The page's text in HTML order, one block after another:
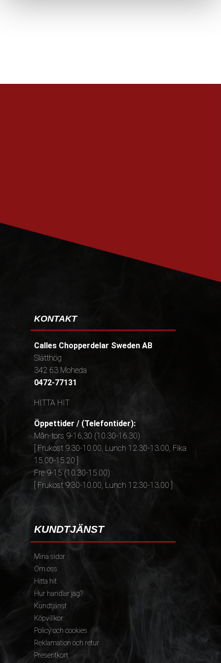
KONTAKT
Calles Chopperdelar Sweden AB
Slätthög
342 63 Moheda
0472-77131
HITTA HIT
Öppettider / (Telefontider):
Mån-tors 9-16,30 (10.30-16.30)
[ Frukost 9.30-10.00, Lunch 12.30-13.00, Fika
15.00-15.20 ]
Fre 9-15 (10.30-15.00)
[ Frukost 9.30-10.00, Lunch 12.30-13.00 ]
KUNDTJÄNST
Mina sidor
Om oss
Hitta hit
Hur handlar jag?
Kundtjänst
Köpvillkor
Policy och cookies
Reklamation och retur
Presentkort